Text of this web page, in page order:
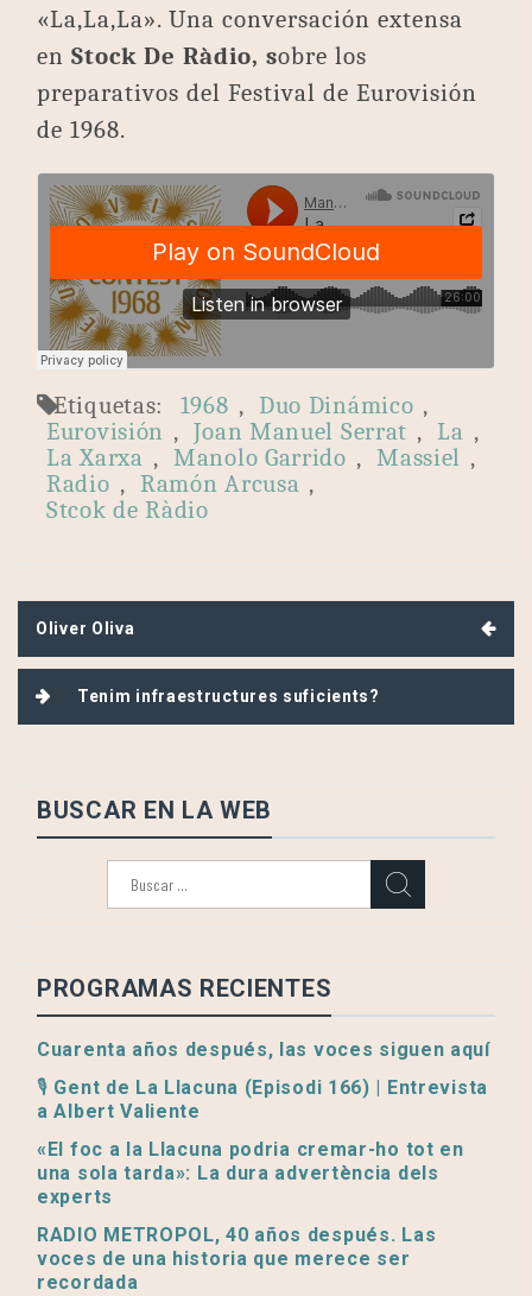
«La,La,La». Una conversación extensa
en Stock De Ràdio, sobre los
preparativos del Festival de Eurovisión
de 1968.
Etiquetas: 1968 , Duo Dinámico ,
Eurovisión , Joan Manuel Serrat , La ,
La Xarxa , Manolo Garrido , Massiel ,
Radio , Ramón Arcusa ,
Stcok de Ràdio
Navegación
de
entradas
Oliver Oliva
Tenim infraestructures suficients?
BUSCAR EN LA WEB
PROGRAMAS RECIENTES
Cuarenta años después, las voces siguen aquí
🎙️ Gent de La Llacuna (Episodi 166) | Entrevista
a Albert Valiente
«El foc a la Llacuna podria cremar-ho tot en
una sola tarda»: La dura advertència dels
experts
RADIO METROPOL, 40 años después. Las
voces de una historia que merece ser
recordada